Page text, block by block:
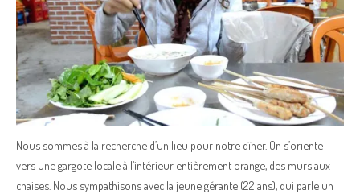
Nous sommes à la recherche d’un lieu pour notre dîner. On s’oriente
vers une gargote locale à l’intérieur entièrement orange, des murs aux
chaises. Nous sympathisons avec la jeune gérante (22 ans), qui parle un